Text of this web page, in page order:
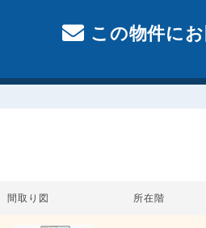
この物件に
間取り図 所在階